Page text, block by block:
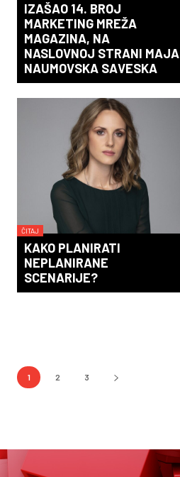
IZAŠAO 14. BROJ
MARKETING MREŽA
MAGAZINA, NA
NASLOVNOJ STRANI MAJA
NAUMOVSKA SAVESKA
ČITAJ
KAKO PLANIRATI
NEPLANIRANE
SCENARIJE?
1 2 3